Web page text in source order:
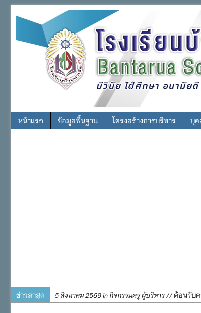
หน้าแรก ข้อมูลพื้นฐาน โครงสร้างการบริหาร บุค
ข่าวล่าสุด 5 สิงหาคม 2569 in กิจกรรมครู ผู้บริหาร //ต้อนรับ